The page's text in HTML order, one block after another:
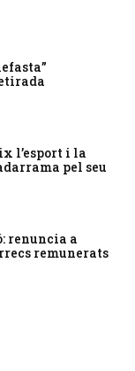
l’esport i la
pel seu
renuncia a
remunerats